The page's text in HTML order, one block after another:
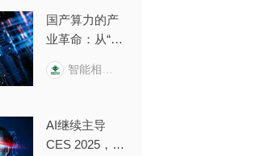
国产算力的产
业革命：从“纸
面算力”到“生产
力转化”的“惊险
智能相对论
AI继续主导
CES 2025，一